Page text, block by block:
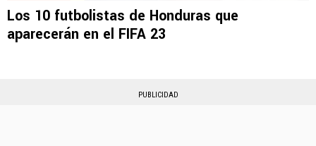
Los 10 futbolistas de Honduras que
aparecerán en el FIFA 23
PUBLICIDAD